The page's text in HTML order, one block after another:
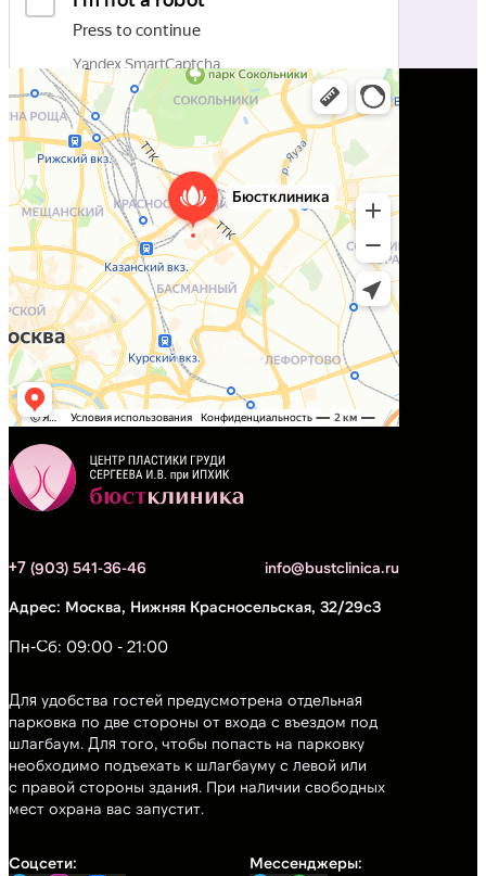
+7 (903) 541-36-46 info@bustclinica.ru
Москва, Нижняя Красносельская, 32/29с3
Пн-Сб: 09:00 - 21:00
Для удобства гостей предусмотрена отдельная
парковка по две стороны от входа с въездом под
шлагбаум. Для того, чтобы попасть на парковку
необходимо подъехать к шлагбауму с левой или
с правой стороны здания. При наличии свободных
мест охрана вас запустит.